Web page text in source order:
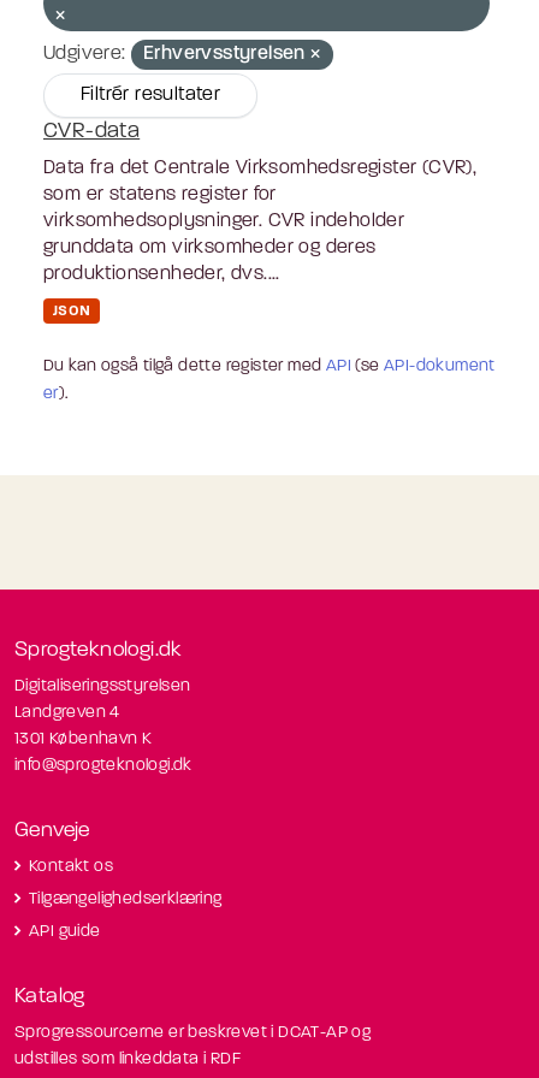
Udgivere: Erhvervsstyrelsen
Filtrér resultater
CVR-data
Data fra det Centrale Virksomhedsregister (CVR),
som er statens register for
virksomhedsoplysninger. CVR indeholder
grunddata om virksomheder og deres
produktionsenheder, dvs....
JSON
Du kan også tilgå dette register med API (seAPI-dokument
er).
Sprogteknologi.dk
Digitaliseringsstyrelsen
Landgreven 4
1301 København K
info@sprogteknologi.dk
Genveje
Kontakt os
Tilgængelighedserklæring
API guide
Katalog
Sprogressourcerne er beskrevet i DCAT-AP og
udstilles som linkeddata i RDF